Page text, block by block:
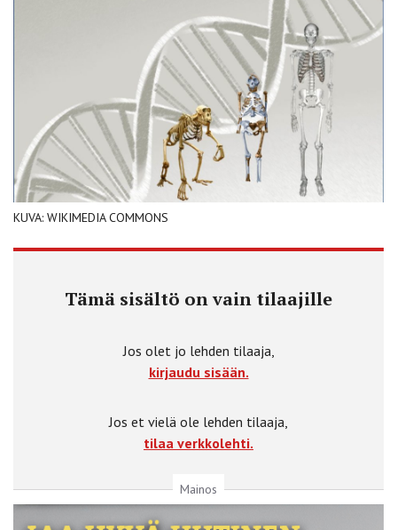
KUVA: WIKIMEDIA COMMONS
Tämä sisältö on vain tilaajille
Jos olet jo lehden tilaaja,
kirjaudu sisään.
Jos et vielä ole lehden tilaaja,
tilaa verkkolehti.
Mainos